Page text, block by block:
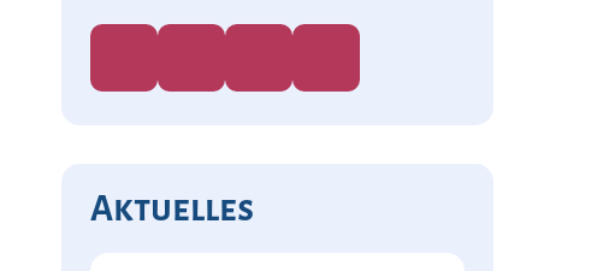
Aktuelles